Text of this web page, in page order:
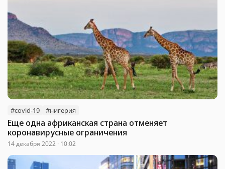
#covid-19 #нигерия
Еще одна африканская страна отменяет
коронавирусные ограничения
14 декабря 2022 · 10:02